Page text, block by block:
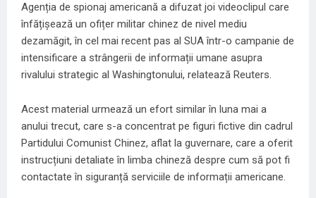
Agenția de spionaj americană a difuzat joi videoclipul care
înfățișează un ofițer militar chinez de nivel mediu
dezamăgit, în cel mai recent pas al SUA într-o campanie de
intensificare a strângerii de informații umane asupra
rivalului strategic al Washingtonului, relatează Reuters.
Acest material urmează un efort similar în luna mai a
anului trecut, care s-a concentrat pe figuri fictive din cadrul
Partidului Comunist Chinez, aflat la guvernare, care a oferit
instrucțiuni detaliate în limba chineză despre cum să pot fi
contactate în siguranță serviciile de informații americane.